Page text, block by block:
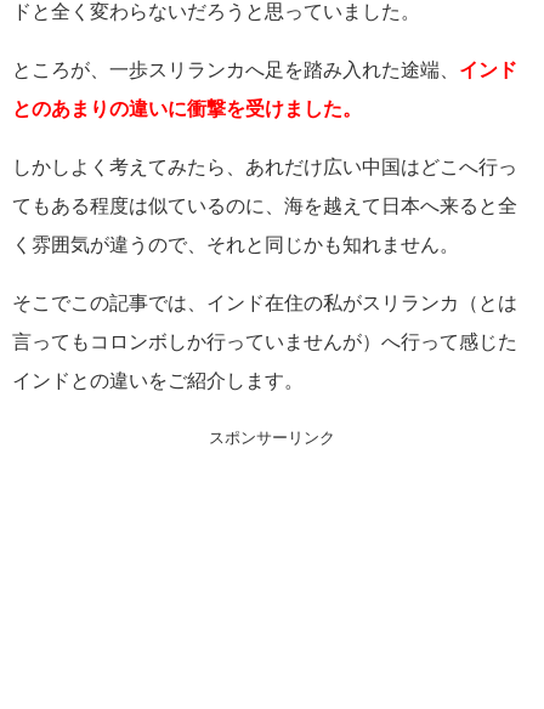
ドと全く変わらないだろうと思っていました。
ところが、一歩スリランカへ足を踏み入れた途端、 インド
とのあまりの違いに衝撃を受けました。
しかしよく考えてみたら、あれだけ広い中国はどこへ行っ
てもある程度は似ているのに、海を越えて日本へ来ると全
く雰囲気が違うので、それと同じかも知れません。
そこでこの記事では、インド在住の私がスリランカ（とは
言ってもコロンボしか行っていませんが）へ行って感じた
インドとの違いをご紹介します。
スポンサーリンク